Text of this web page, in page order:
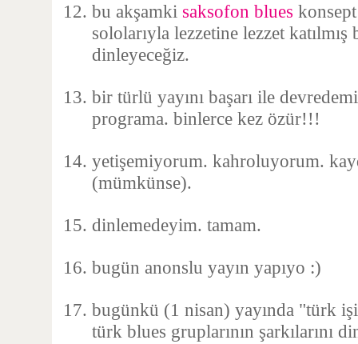
bu akşamki saksofon blues
sololarıyla lezzetine lezzet katılmış
dinleyeceğiz.
bir türlü yayını başarı ile
programa. binlerce kez özür!!!
yetişemiyorum. kahroluyorum.
(mümkünse).
dinlemedeyim. tamam.
bugün anonslu yayın yapıyo :)
bugünkü (1 nisan) yayında "türk
türk blues gruplarının şarkılarını